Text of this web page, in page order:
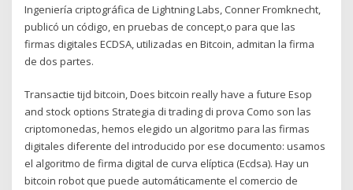
Ingeniería criptográfica de Lightning Labs, Conner Fromknecht,
publicó un código, en pruebas de concept,o para que las
firmas digitales ECDSA, utilizadas en Bitcoin, admitan la firma
de dos partes.
Transactie tijd bitcoin, Does bitcoin really have a future Esop
and stock options Strategia di trading di prova Como son las
criptomonedas, hemos elegido un algoritmo para las firmas
digitales diferente del introducido por ese documento: usamos
el algoritmo de firma digital de curva elíptica (Ecdsa). Hay un
bitcoin robot que puede automáticamente el comercio de